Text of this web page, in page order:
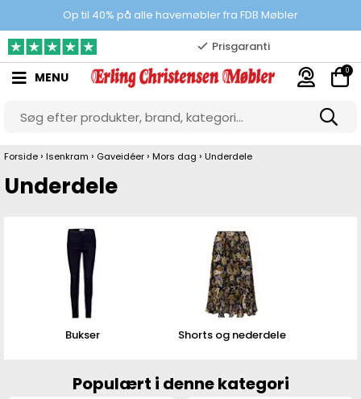
Op til 40% på alle havemøbler fra FDB Møbler
Prisgaranti
10.000 m2 showroom
Gratis & gode parkeringsforhold
MENU 0
Forside › Isenkram › Gaveidéer › Mors dag › Underdele
Underdele
Bukser Shorts og nederdele
Populært i denne kategori